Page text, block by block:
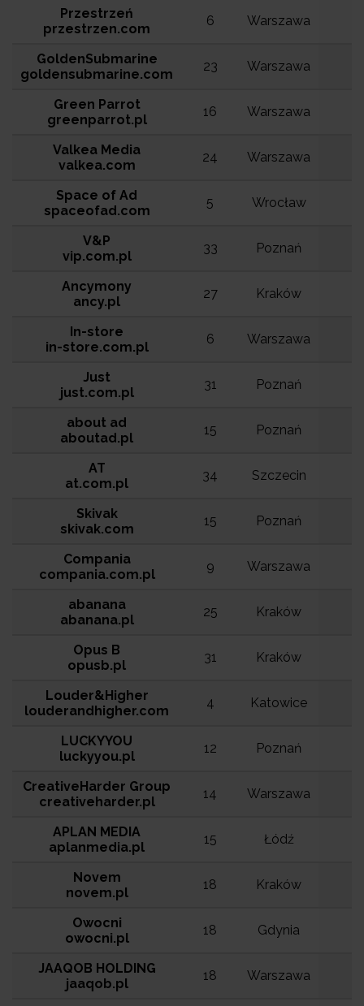
Przestrzeń
przestrzen.com
6 Warszawa
GoldenSubmarine
goldensubmarine.com
23 Warszawa
Green Parrot
greenparrot.pl
16 Warszawa
Valkea Media
valkea.com
24 Warszawa
Space of Ad
spaceofad.com
5 Wrocław
V&P
vip.com.pl
33 Poznań
Ancymony
ancy.pl
27 Kraków
In-store
in-store.com.pl
6 Warszawa
Just
just.com.pl
31 Poznań
about ad
aboutad.pl
15 Poznań
AT
at.com.pl
34 Szczecin
Skivak
skivak.com
15 Poznań
Compania
compania.com.pl
9 Warszawa
abanana
abanana.pl
25 Kraków
Opus B
opusb.pl
31 Kraków
Louder&Higher
louderandhigher.com
4 Katowice
LUCKYYOU
luckyyou.pl
12 Poznań
CreativeHarder Group
creativeharder.pl
14 Warszawa
APLAN MEDIA
aplanmedia.pl
15 Łódź
Novem
novem.pl
18 Kraków
Owocni
owocni.pl
18 Gdynia
JAAQOB HOLDING
jaaqob.pl
18 Warszawa